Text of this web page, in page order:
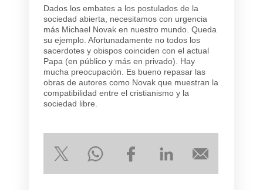
Dados los embates a los postulados de la
sociedad abierta, necesitamos con urgencia
más Michael Novak en nuestro mundo. Queda
su ejemplo. Afortunadamente no todos los
sacerdotes y obispos coinciden con el actual
Papa (en público y más en privado). Hay
mucha preocupación. Es bueno repasar las
obras de autores como Novak que muestran la
compatibilidad entre el cristianismo y la
sociedad libre.